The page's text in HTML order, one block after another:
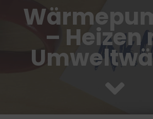
LEISTUNGEN
FÖRDERMITTEL
FACHBETRIEB
– Heizen